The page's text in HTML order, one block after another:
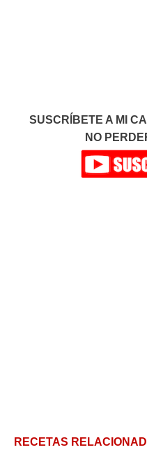
SUSCRÍBETE A MI
NO
RECETAS